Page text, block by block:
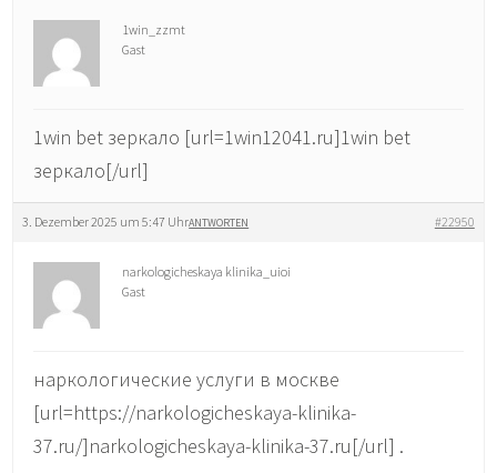
1win_zzmt
Gast
1win bet зеркало [url=1win12041.ru]1win bet
зеркало[/url]
3. Dezember 2025 um 5:47 Uhr #22950
ANTWORTEN
narkologicheskaya klinika_uioi
Gast
наркологические услуги в москве
[url=https://narkologicheskaya-klinika-
37.ru/]narkologicheskaya-klinika-37.ru[/url] .